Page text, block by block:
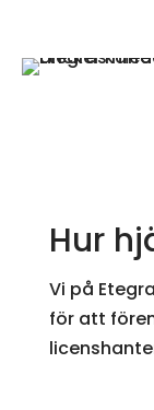
Hur
Vi på
för att